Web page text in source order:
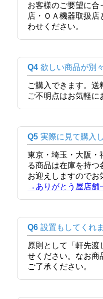
お客様のご要望に合
店・ＯＡ機器取扱
わせください。
Q4 欲しい商品が別
ご購入できます。
ご不明点はお気軽に
Q5 実際に見て購入
東京・埼玉・大阪・
る商品は在庫を持
お迎えしますのでお
→ありがとう屋店舗
Q6 設置もしてくれ
原則として「軒先
せください。なお商
ご了承ください。